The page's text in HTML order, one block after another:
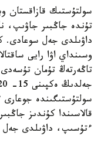
سولتۇستىك قازاقستان
تۇندە جاڭبىر جاۋىپ،
داۋىلدى جەل سوعادى.
وسىنداي اۋا رايى
تاڭەرتەڭ تۇمان
سولتۇستىگىندە جوعارى
قالاسىندا كۇندىز
ءتۇسىپ، داۋىلدى